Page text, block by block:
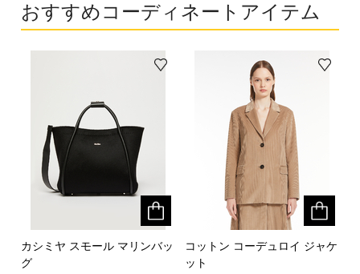
おすすめコーディネートアイテム
カシミヤ スモール マリンバッ
グ
カシミヤ スモール マリンバッ
グ
コットン コーデュロイ ジャケ
ット
コットン コーデュロイ ジャケ
ット